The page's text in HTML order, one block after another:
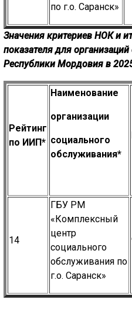
по г.о. Саранск»
Значения критериев НОК и
показателядля
Республики Мордовия в
Рейтинг
по ИИП*
Наименование
организации
социального
обслуживания*
14
ГБУ РМ
«Комплексный
центр
социального
обслуживания по
г.о. Саранск»